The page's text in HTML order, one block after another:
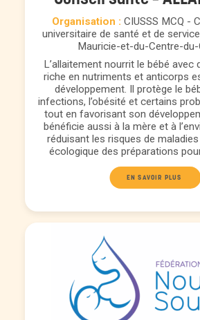
Organisation : CIUSSS MCQ -
universitaire de santé et de
Mauricie-et-du-Centre-du-
L’allaitement nourrit le bébé avec
riche en nutriments et anticorps
développement. Il protège le
infections, l’obésité et certains
tout en favorisant son
bénéficie aussi à la mère et à
réduisant les risques de maladies
écologique des préparations
EN SAVOIR PLUS